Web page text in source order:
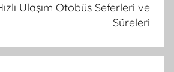
Ulaşım Otobüs Seferleri ve
Süreleri